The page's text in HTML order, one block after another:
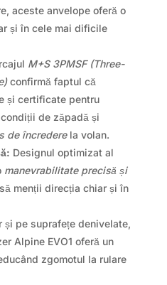
aceste anvelope oferă o
și în cele mai dificile
M+S 3PMSF (Three-
confirmă faptul că
și certificate pentru
de zăpadă și
de încrederela volan.
Designul optimizat al
manevrabilitate precisă și
menții direcția chiar și în
și pe suprafețe denivelate,
Alpine EVO1 oferă un
zgomotul la rulare